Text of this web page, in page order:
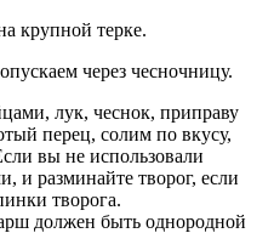
крупной терке.
через чесночницу.
лук, чеснок, приправу
перец, солим по вкусу,
вы не использовали
и разминайте творог, если
творога.
должен быть однородной